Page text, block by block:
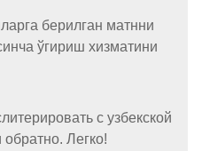
берилган матнни
ўгириш хизматини
с узбекской
Легко!